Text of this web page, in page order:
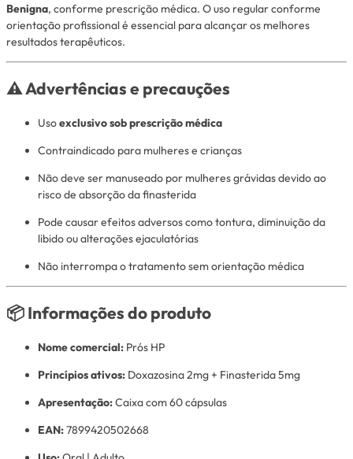
Benigna, conforme prescrição médica. O uso regular conforme
orientação profissional é essencial para alcançar os melhores
resultados terapêuticos.
⚠️ Advertências e precauções
Usoexclusivo sob prescrição médica
Contraindicado para mulheres e crianças
Não deve ser manuseado por mulheres grávidas devido ao
risco de absorção da finasterida
Pode causar efeitos adversos como tontura, diminuição da
libido ou alterações ejaculatórias
Não interrompa o tratamento sem orientação médica
📦 Informações do produto
Nome comercial: Prós HP
Princípios ativos: Doxazosina 2mg + Finasterida 5mg
Apresentação:Caixa com 60 cápsulas
EAN:7899420502668